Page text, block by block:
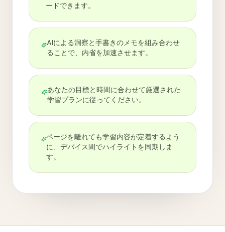
ードできます。
AIによる洞察と手書きのメモを組み合わせ
ることで、内省を加速させます。
あなたの目標と時間に合わせて厳選された
学習プランに従ってください。
ページを離れても学習内容が定着するよう
に、デバイス間でハイライトを同期しま
す。